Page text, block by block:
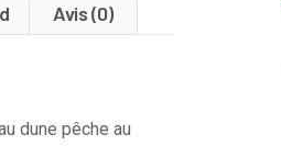
Avis (0)
dune pêche au